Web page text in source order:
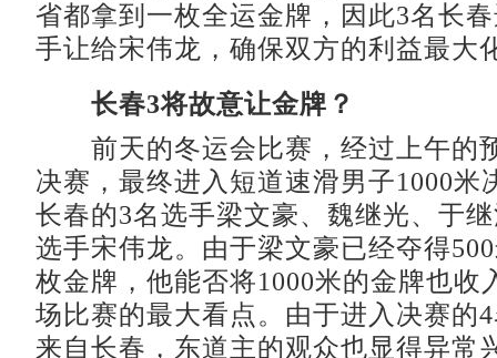
省都拿到一枚全运金牌，因此3名长
手让给宋伟龙，确保双方的利益最大
长春3将故意让金牌？
前天的冬运会比赛，经过上午的
决赛，最终进入短道速滑男子1000米
长春的3名选手梁文豪、魏继光、于
选手宋伟龙。由于梁文豪已经夺得
枚金牌，他能否将1000米的金牌也收
场比赛的最大看点。由于进入决赛的
来自长春，东道主的观众也显得异常